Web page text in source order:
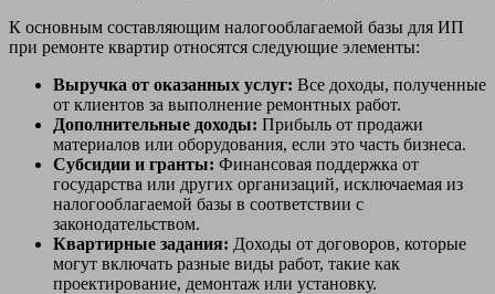
К основным составляющим налогооблагаемой базы для ИП
при ремонте квартир относятся следующие элементы:
Выручка от оказанных услуг: Все доходы, полученные
от клиентов за выполнение ремонтных работ.
Дополнительные доходы: Прибыль от продажи
материалов или оборудования, если это часть бизнеса.
Субсидии и гранты: Финансовая поддержка от
государства или других организаций, исключаемая из
налогооблагаемой базы в соответствии с
законодательством.
Квартирные задания: Доходы от договоров, которые
могут включать разные виды работ, такие как
проектирование, демонтаж или установку.